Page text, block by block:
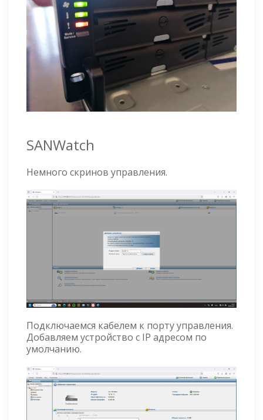
SANWatch
Немного скринов управления.
Подключаемся кабелем к порту управления.
Добавляем устройство с IP адресом по
умолчанию.